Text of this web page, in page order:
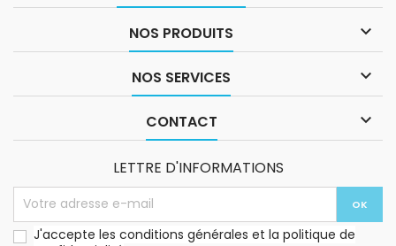
NOS PRODUITS 
NOS SERVICES 
CONTACT 
LETTRE D'INFORMATIONS
J'accepte les conditions générales et la politique de